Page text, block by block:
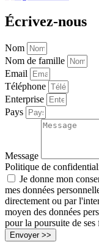
Écrivez-nous
Nom
Nom de famille
Email
Téléphone
Enterprise
Pays
Message
Politique de
Je donne mon
mes données
directement ou par
moyen des données
pour la poursuite de
Envoyer >>